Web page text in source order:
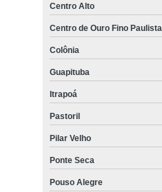
Centro Alto
Centro de Ouro Fino Paulista
Colônia
Guapituba
Itrapoá
Pastoril
Pilar Velho
Ponte Seca
Pouso Alegre